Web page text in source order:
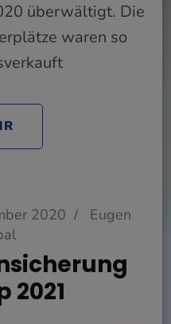
überwältigt. Die
waren so
2020 /
Eugen
2021